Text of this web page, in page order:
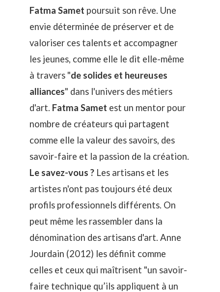
Fatma Samet poursuit son rêve. Une
envie déterminée de préserver et de
valoriser ces talents et accompagner
les jeunes, comme elle le dit elle-même
à travers "de solides et heureuses
alliances" dans l'univers des métiers
d'art. Fatma Samet est un mentor pour
nombre de créateurs qui partagent
comme elle la valeur des savoirs, des
savoir-faire et la passion de la création.
Le savez-vous ? Les artisans et les
artistes n'ont pas toujours été deux
profils professionnels différents. On
peut même les rassembler dans la
dénomination des artisans d'art. Anne
Jourdain (2012) les définit comme
celles et ceux qui maîtrisent "un savoir-
faire technique qu’ils appliquent à un